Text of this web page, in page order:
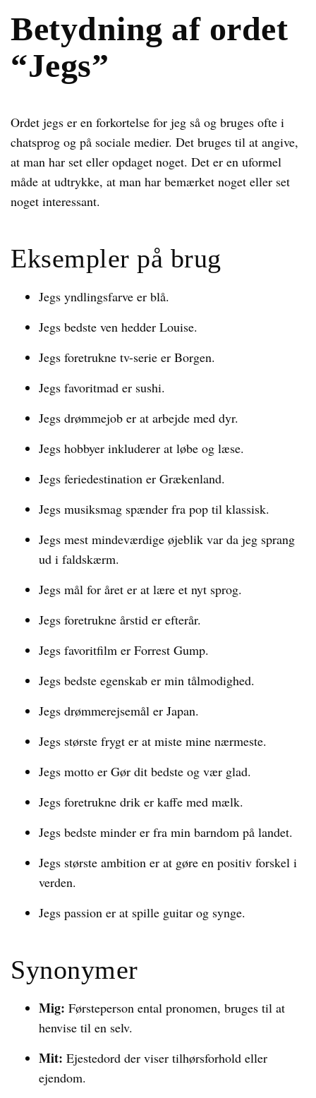
Betydning af ordet
“Jegs”
Ordet jegs er en forkortelse for jeg så og bruges ofte i
chatsprog og på sociale medier. Det bruges til at angive,
at man har set eller opdaget noget. Det er en uformel
måde at udtrykke, at man har bemærket noget eller set
noget interessant.
Eksempler på brug
Jegs yndlingsfarve er blå.
Jegs bedste ven hedder Louise.
Jegs foretrukne tv-serie er Borgen.
Jegs favoritmad er sushi.
Jegs drømmejob er at arbejde med dyr.
Jegs hobbyer inkluderer at løbe og læse.
Jegs feriedestination er Grækenland.
Jegs musiksmag spænder fra pop til klassisk.
Jegs mest mindeværdige øjeblik var da jeg sprang
ud i faldskærm.
Jegs mål for året er at lære et nyt sprog.
Jegs foretrukne årstid er efterår.
Jegs favoritfilm er Forrest Gump.
Jegs bedste egenskab er min tålmodighed.
Jegs drømmerejsemål er Japan.
Jegs største frygt er at miste mine nærmeste.
Jegs motto er Gør dit bedste og vær glad.
Jegs foretrukne drik er kaffe med mælk.
Jegs bedste minder er fra min barndom på landet.
Jegs største ambition er at gøre en positiv forskel i
verden.
Jegs passion er at spille guitar og synge.
Synonymer
Mig: Førsteperson ental pronomen, bruges til at
henvise til en selv.
Mit: Ejestedord der viser tilhørsforhold eller
ejendom.